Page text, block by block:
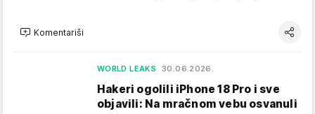
Komentariši
WORLD LEAKS 30.06.2026.
Hakeri ogolili iPhone 18 Pro i sve
objavili: Na mračnom vebu osvanuli